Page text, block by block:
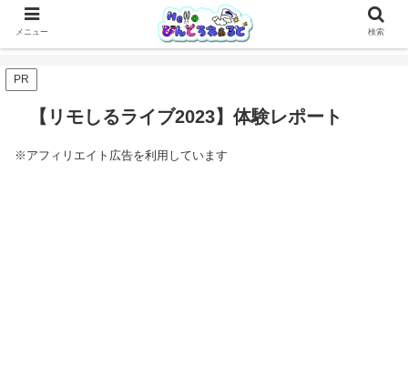
PR
【リモしるライブ2023】体験レポート
※アフィリエイト広告を利用しています
メニュー 検索